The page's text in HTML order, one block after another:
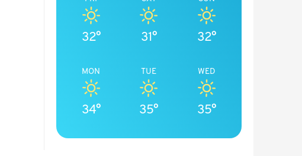
32° 31° 32°
MON
34°
TUE
35°
WED
35°